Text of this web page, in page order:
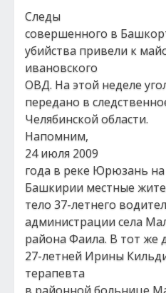
Следы
совершенного в
убийства привели к
ивановского
ОВД. На этой неделе
передано в
Челябинской области.
Напомним,
24 июля 2009
года в реке Юрюзань
Башкирии местные
тело 37-летнего
администрации села
района Фаила. В тот же
27-летней Ирины
терапевта